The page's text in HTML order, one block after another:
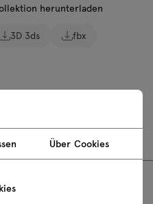
herunterladen
3D 3ds
fbx
Über Cookies